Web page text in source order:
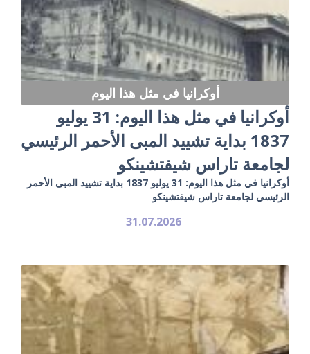
أوكرانيا في مثل هذا اليوم
أوكرانيا في مثل هذا اليوم: 31 يوليو
1837 بداية تشييد المبى الأحمر الرئيسي
لجامعة تاراس شيفتشينكو
أوكرانيا في مثل هذا اليوم: 31 يوليو 1837 بداية تشييد المبى الأحمر
الرئيسي لجامعة تاراس شيفتشينكو
31.07.2026